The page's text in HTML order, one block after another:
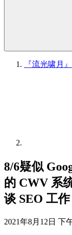
『流光啸月』
8/6疑似
的 CWV 系
谈 SEO 工作
2021年8月12日 下